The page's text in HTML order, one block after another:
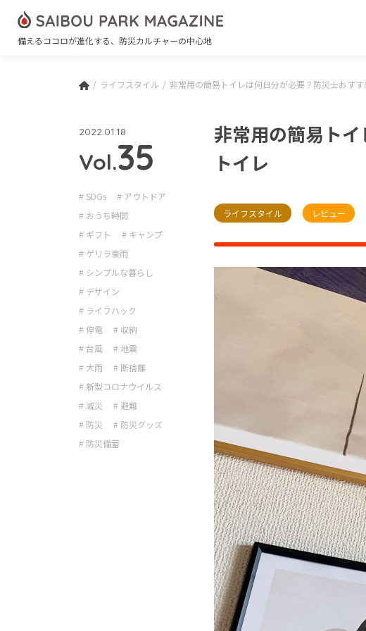
備えるココロが進化する、防災カルチャーの中心地
ライフスタイル 非常用の簡易トイレは何日分が必要？防災士おす
2022.01.18
Vol.35
# SDGs
# アウトドア
# おうち時間
# ギフト
# キャンプ
# ゲリラ豪雨
# シンプルな暮らし
# デザイン
# ライフハック
# 停電
# 収納
# 台風
# 地震
# 大雨
# 断捨離
# 新型コロナウイルス
# 減災
# 避難
# 防災
# 防災グッズ
# 防災備蓄
非常用の簡易ト
トイレ
ライフスタイル レビュー